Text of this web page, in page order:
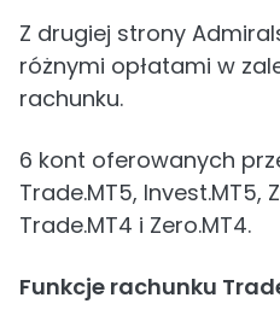
Z drugiej strony
różnymi opłatami w
rachunku.
6 kont oferowanych
Trade.MT5, Invest.MT5,
Trade.MT4 i Zero.MT4.
Funkcje rachunku